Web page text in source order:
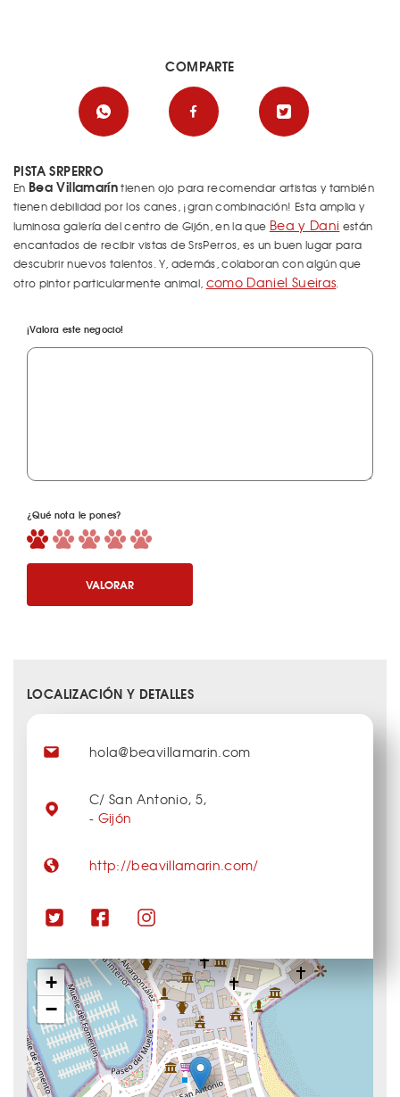
PISTA SRPERRO
En Bea Villamaríntienen ojo para recomendar artistas y también
tienen debilidad por los canes, ¡gran combinación! Esta amplia y
luminosa galería del centro de Gijón, en la que Bea y Dani están
encantados de recibir vistas de SrsPerros, es un buen lugar para
descubrir nuevos talentos. Y, además, colaboran con algún que
otro pintor particularmente animal, como Daniel Sueiras.
¡Valora este negocio!
¿Qué nota le pones?
VALORAR
COMPARTE
LOCALIZACIÓN Y DETALLES
+
−
hola@beavillamarin.com
C/ San Antonio, 5,
- Gijón
http://beavillamarin.com/